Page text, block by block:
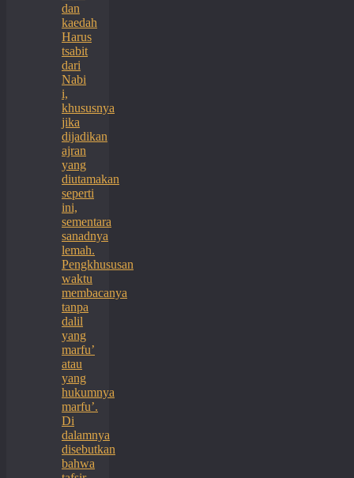
dan
kaedah
Harus
tsabit
dari
Nabi
i,
khususnya
jika
dijadikan
ajran
yang
diutamakan
seperti
ini,
sementara
sanadnya
lemah.
Pengkhususan
waktu
membacanya
tanpa
dalil
yang
marfu’
atau
yang
hukumnya
marfu’.
Di
dalamnya
disebutkan
bahwa